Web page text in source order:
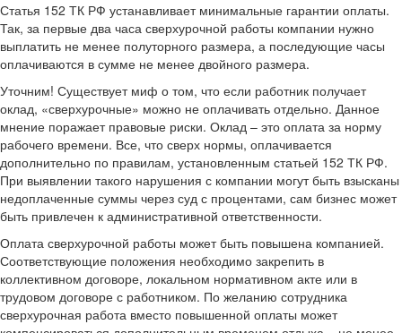
Статья 152 ТК РФ устанавливает минимальные гарантии оплаты.
Так, за первые два часа сверхурочной работы компании нужно
выплатить не менее полуторного размера, а последующие часы
оплачиваются в сумме не менее двойного размера.
Уточним! Существует миф о том, что если работник получает
оклад, «сверхурочные» можно не оплачивать отдельно. Данное
мнение поражает правовые риски. Оклад – это оплата за норму
рабочего времени. Все, что сверх нормы, оплачивается
дополнительно по правилам, установленным статьей 152 ТК РФ.
При выявлении такого нарушения с компании могут быть взысканы
недоплаченные суммы через суд с процентами, сам бизнес может
быть привлечен к административной ответственности.
Оплата сверхурочной работы может быть повышена компанией.
Соответствующие положения необходимо закрепить в
коллективном договоре, локальном нормативном акте или в
трудовом договоре с работником. По желанию сотрудника
сверхурочная работа вместо повышенной оплаты может